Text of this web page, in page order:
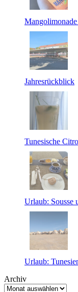
Jahresrückblick
Tunesische
Urlaub: Sousse
Urlaub:
Archiv